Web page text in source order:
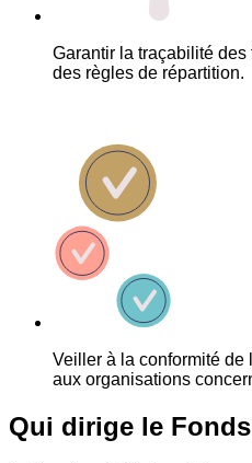
Garantir la traçabilité des
des règles de répartition.
Veiller à la conformité de
aux organisations
Qui dirige le